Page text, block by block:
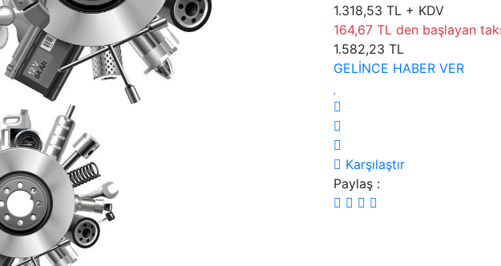
1.318,53 TL + KDV
164,67 TL den başlayan
1.582,23 TL
GELİNCE HABER VER
Karşılaştır
Paylaş :